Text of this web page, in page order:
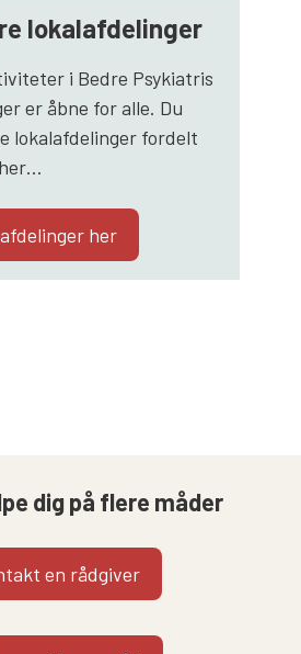
lokalafdelinger
i Bedre Psykiatris
er åbne for alle. Du
lokalafdelinger fordelt
her
dig på flere måder
en rådgiver